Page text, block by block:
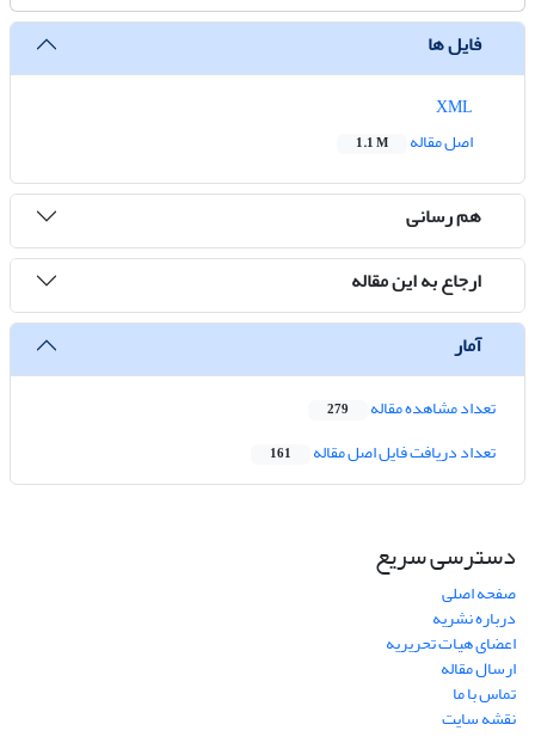
فایل ها
اصل مقاله
1.1 M
هم رسانی
ارجاع به این مقاله
آمار
تعداد مشاهده مقاله 279
تعداد دریافت فایل اصل مقاله 161
دسترسی سریع
صفحه اصلی
درباره نشریه
اعضای هیات تحریریه
ارسال مقاله
تماس با ما
نقشه سایت